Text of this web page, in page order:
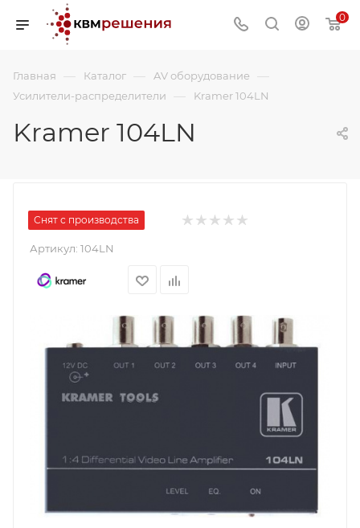
0
Главная — Каталог — AV оборудование —
Усилители-распределители — Kramer 104LN
Kramer 104LN
Снят с производства
Артикул: 104LN